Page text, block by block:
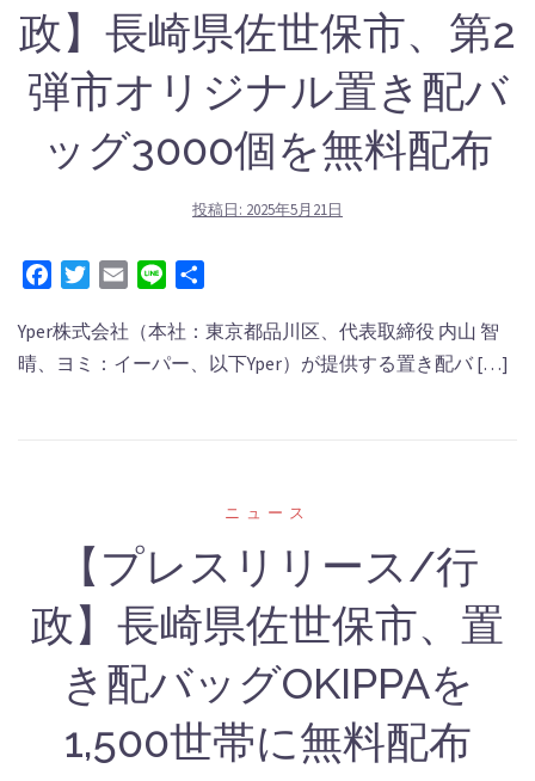
政】長崎県佐世保市、第2
弾市オリジナル置き配バ
ッグ3000個を無料配布
投稿日: 2025年5月21日
FacebookTwitterEmail Line
Yper株式会社（本社：東京都品川区、代表取締役 内⼭ 智
晴、ヨミ：イーパー、以下Yper）が提供する置き配バ […]
‎ニュース
【プレスリリース/行
政】長崎県佐世保市、置
き配バッグOKIPPAを
1,500世帯に無料配布